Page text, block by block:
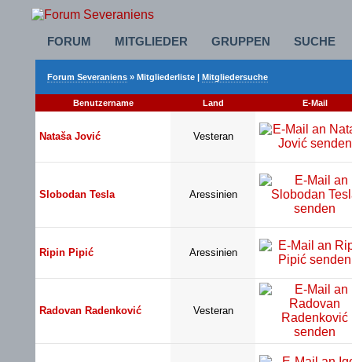
FORUM MITGLIEDER GRUPPEN SUCHE
Forum Severaniens » Mitgliederliste | Mitgliedersuche
Benutzername Land E-Mail
Nataša Jović Vesteran
Slobodan Tesla Aressinien
Ripin Pipić Aressinien
Radovan Radenković Vesteran